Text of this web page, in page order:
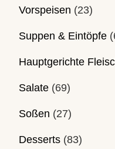
Vorspeisen (23)
Suppen & Eintöpfe
Hauptgerichte
Salate (69)
Soßen (27)
Desserts (83)